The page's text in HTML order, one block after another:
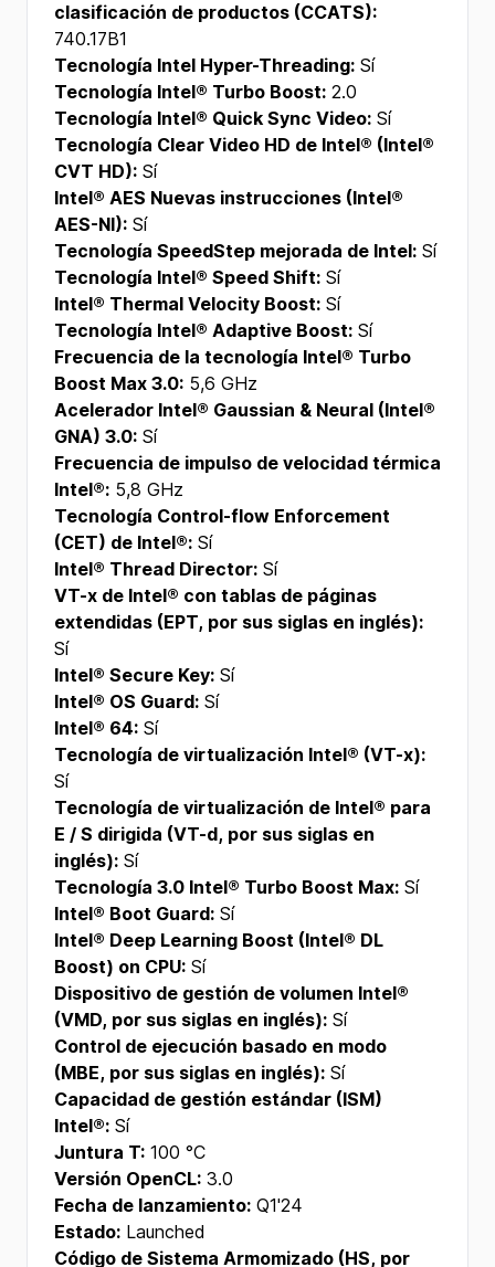
clasificación de productos (CCATS):
740.17B1
Tecnología Intel Hyper-Threading: Sí
Tecnología Intel® Turbo Boost: 2.0
Tecnología Intel® Quick Sync Video: Sí
Tecnología Clear Video HD de Intel® (Intel®
CVT HD): Sí
Intel® AES Nuevas instrucciones (Intel®
AES-NI): Sí
Tecnología SpeedStep mejorada de Intel: Sí
Tecnología Intel® Speed Shift: Sí
Intel® Thermal Velocity Boost: Sí
Tecnología Intel® Adaptive Boost: Sí
Frecuencia de la tecnología Intel® Turbo
Boost Max 3.0: 5,6 GHz
Acelerador Intel® Gaussian & Neural (Intel®
GNA) 3.0: Sí
Frecuencia de impulso de velocidad térmica
Intel®: 5,8 GHz
Tecnología Control-flow Enforcement
(CET) de Intel®: Sí
Intel® Thread Director: Sí
VT-x de Intel® con tablas de páginas
extendidas (EPT, por sus siglas en inglés):
Sí
Intel® Secure Key: Sí
Intel® OS Guard: Sí
Intel® 64: Sí
Tecnología de virtualización Intel® (VT-x):
Sí
Tecnología de virtualización de Intel® para
E / S dirigida (VT-d, por sus siglas en
inglés): Sí
Tecnología 3.0 Intel® Turbo Boost Max: Sí
Intel® Boot Guard: Sí
Intel® Deep Learning Boost (Intel® DL
Boost) on CPU: Sí
Dispositivo de gestión de volumen Intel®
(VMD, por sus siglas en inglés): Sí
Control de ejecución basado en modo
(MBE, por sus siglas en inglés): Sí
Capacidad de gestión estándar (ISM)
Intel®: Sí
Juntura T: 100 °C
Versión OpenCL: 3.0
Fecha de lanzamiento: Q1'24
Estado: Launched
Código de Sistema Armomizado (HS, por